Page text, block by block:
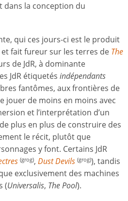
dans la conception du
qui ces jours-ci est le produit
fait fureur sur les terres de The
de JdR, à dominante
JdR étiquetés indépendants
fantômes, aux frontières de
jouer de moins en moins avec
et l’interprétation d’un
plus en plus de construire des
le récit, plutôt que
y font. Certains JdR
(grog), Dust Devils (grog)), tandis
exclusivement des machines
(Universalis, The Pool).